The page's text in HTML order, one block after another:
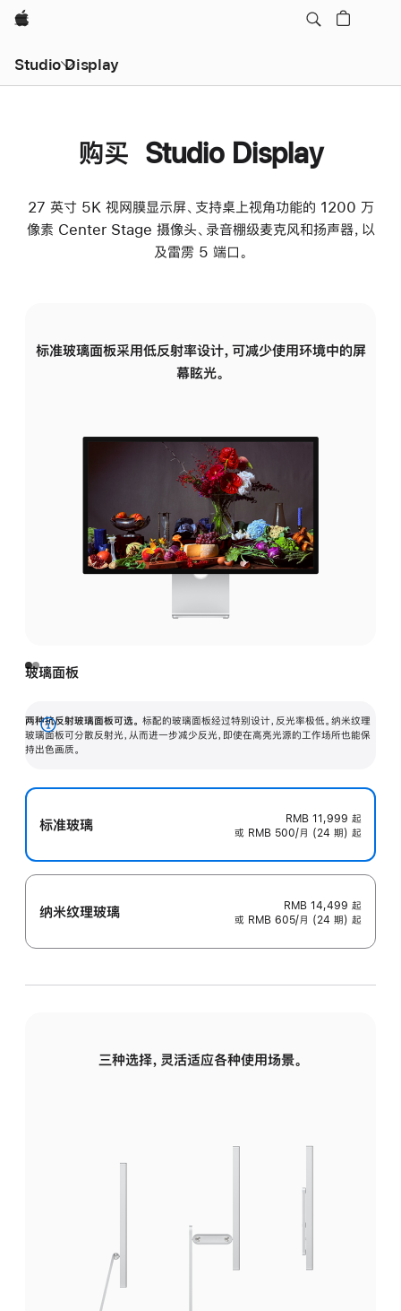
Apple
Studio Display
购买 Studio Display
27 英寸 5K 视网膜显示屏、支持桌上视角功能的 1200 万
像素 Center Stage 摄像头、录音棚级麦克风和扬声器，以
及雷雳 5 端口。
标准玻璃面板采用低反射率设计，可减少使用环境中的屏
幕眩光。
玻璃面板
两种抗反射玻璃面板可选。 标配的玻璃面板经过特别设计，反光率极低。纳米纹理
玻璃面板可分散反射光，从而进一步减少反光，即使在高亮光源的工作场所也能保
持出色画质。
展
开
标准玻璃 RMB 11,999 起
或 RMB 500/月 (24 期) 起
纳米纹理玻璃 RMB 14,499 起
或 RMB 605/月 (24 期) 起
三种选择，灵活适应各种使用场景。